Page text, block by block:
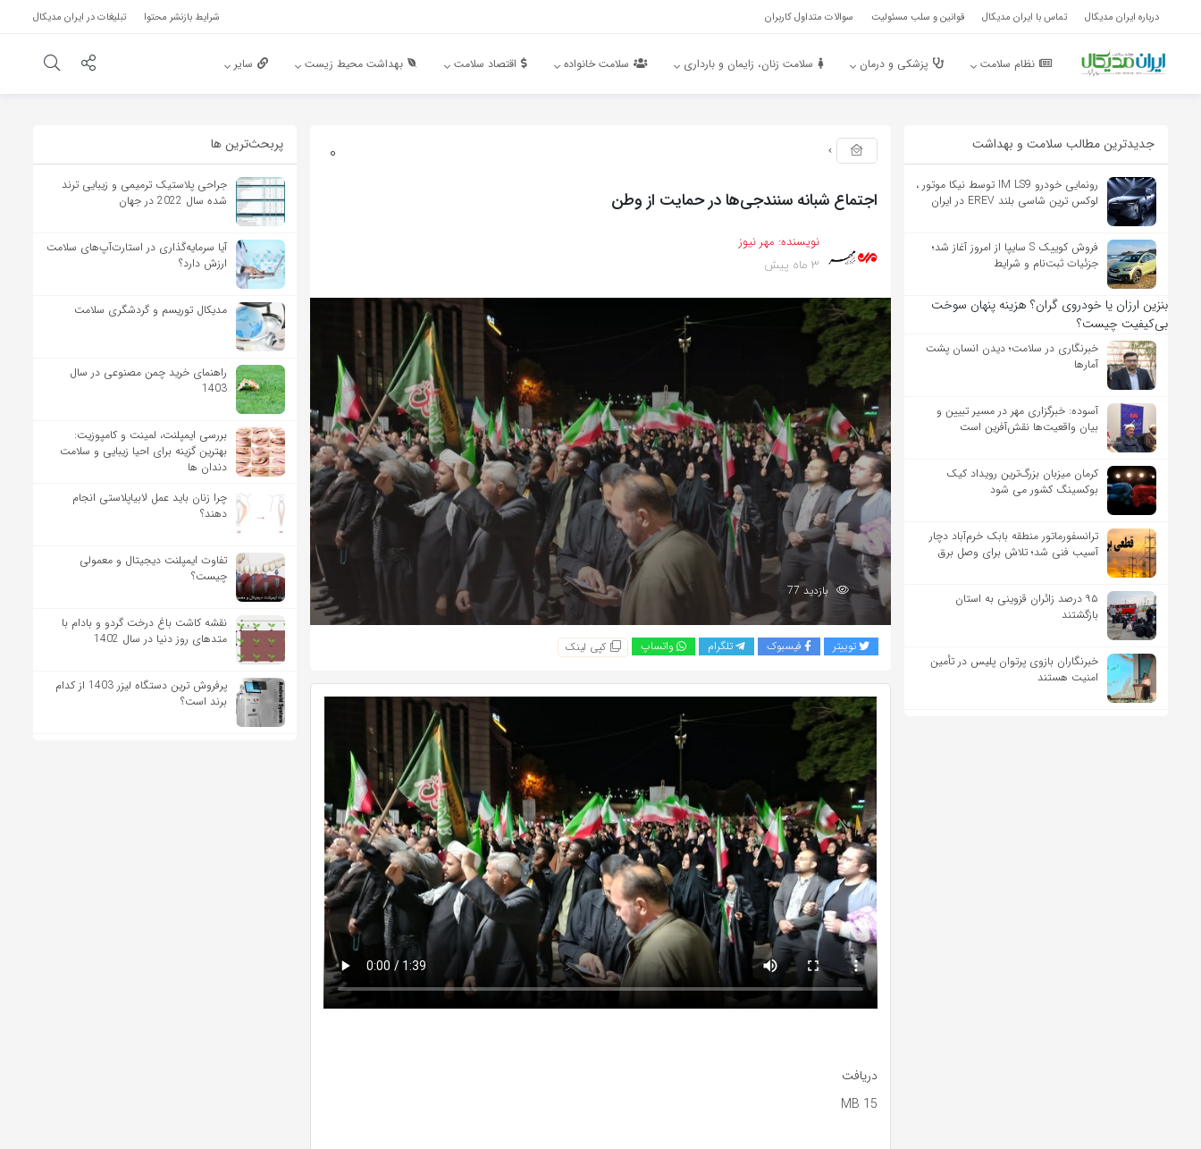
درباره ایران مدیکال تماس با ایران مدیکال قوانین و سلب مسئولیت سوالات متداول کاربران شرایط بازنشر محتوا تبلیغات در ایران مدیکال
نظام سلامت پزشکی و درمان سلامت زنان، زایمان و بارداری سلامت خانواده اقتصاد سلامت بهداشت محیط زیست سایر
جدیدترین مطالب سلامت و بهداشت
رونمایی خودرو IM LS9 توسط نیکا موتور ،
لوکس ترین شاسی بلند EREV در ایران
فروش کوییک S سایپا از امروز آغاز شد؛
جزئیات ثبت‌نام و شرایط
بنزین ارزان یا خودروی گران؟ هزینه پنهان سوخت
بی‌کیفیت چیست؟
خبرنگاری در سلامت؛ دیدن انسان پشت
آمارها
آسوده: خبرگزاری مهر در مسیر تبیین و
بیان واقعیت‌ها نقش‌آفرین است
کرمان میزبان بزرگ‌ترین رویداد کیک‌
بوکسینگ کشور می شود
ترانسفورماتور منطقه بابک خرم‌آباد دچار
آسیب فنی شد؛ تلاش برای وصل برق
۹۵ درصد زائران قزوینی به استان
بازگشتند
خبرنگاران بازوی پرتوان پلیس در تأمین
امنیت هستند
0
اجتماع شبانه سنندجی‌ها در حمایت از وطن
نویسنده: مهر نیوز
3 ماه پیش
بازدید 77
توییتر فیسبوک تلگرام واتساپ کپی لینک
دریافت
15 MB
پربحث‌‌ترین ها
جراحی پلاستیک ترمیمی و زیبایی ترند
شده سال 2022 در جهان
آیا سرمایه‌گذاری در استارت‌آپ‌های سلامت
ارزش دارد؟
مدیکال توریسم و گردشگری سلامت
راهنمای خرید چمن مصنوعی در سال
1403
بررسی ایمپلنت، لمینت و کامپوزیت:
بهترین گزینه برای احیا زیبایی و سلامت
دندان ها
چرا زنان باید عمل لابیاپلاستی انجام
دهند؟
تفاوت ایمپلنت دیجیتال و معمولی
چیست؟
نقشه کاشت باغ درخت گردو و بادام با
متدهای روز دنیا در سال 1402
پرفروش ترین دستگاه لیزر 1403 از کدام
برند است؟